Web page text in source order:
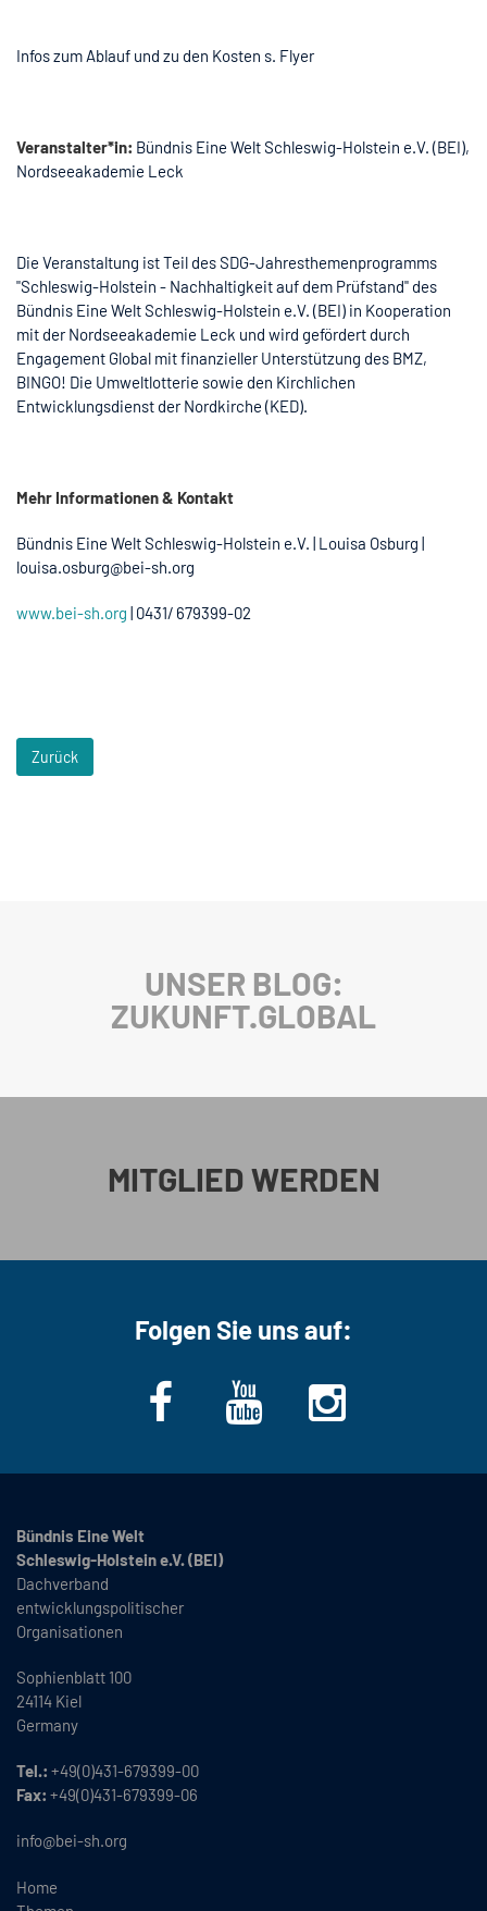
Infos zum Ablauf und zu den Kosten s. Flyer
Veranstalter*in: Bündnis Eine Welt Schleswig-Holstein e.V. (BEI),
Nordseeakademie Leck
Die Veranstaltung ist Teil des SDG-Jahresthemenprogramms
"Schleswig-Holstein - Nachhaltigkeit auf dem Prüfstand" des
Bündnis Eine Welt Schleswig-Holstein e.V. (BEI) in Kooperation
mit der Nordseeakademie Leck und wird gefördert durch
Engagement Global mit finanzieller Unterstützung des BMZ,
BINGO! Die Umweltlotterie sowie den Kirchlichen
Entwicklungsdienst der Nordkirche (KED).
Mehr Informationen & Kontakt
Bündnis Eine Welt Schleswig-Holstein e.V. | Louisa Osburg |
louisa.osburg@bei-sh.org
www.bei-sh.org | 0431/ 679399-02
Zurück
UNSER BLOG:
ZUKUNFT.GLOBAL
MITGLIED WERDEN
Folgen Sie uns auf:
Bündnis Eine Welt
Schleswig-Holstein e.V. (BEI)
Dachverband
entwicklungspolitischer
Organisationen
Sophienblatt 100
24114 Kiel
Germany
Tel.: +49(0)431-679399-00
Fax: +49(0)431-679399-06
info@bei-sh.org
Home